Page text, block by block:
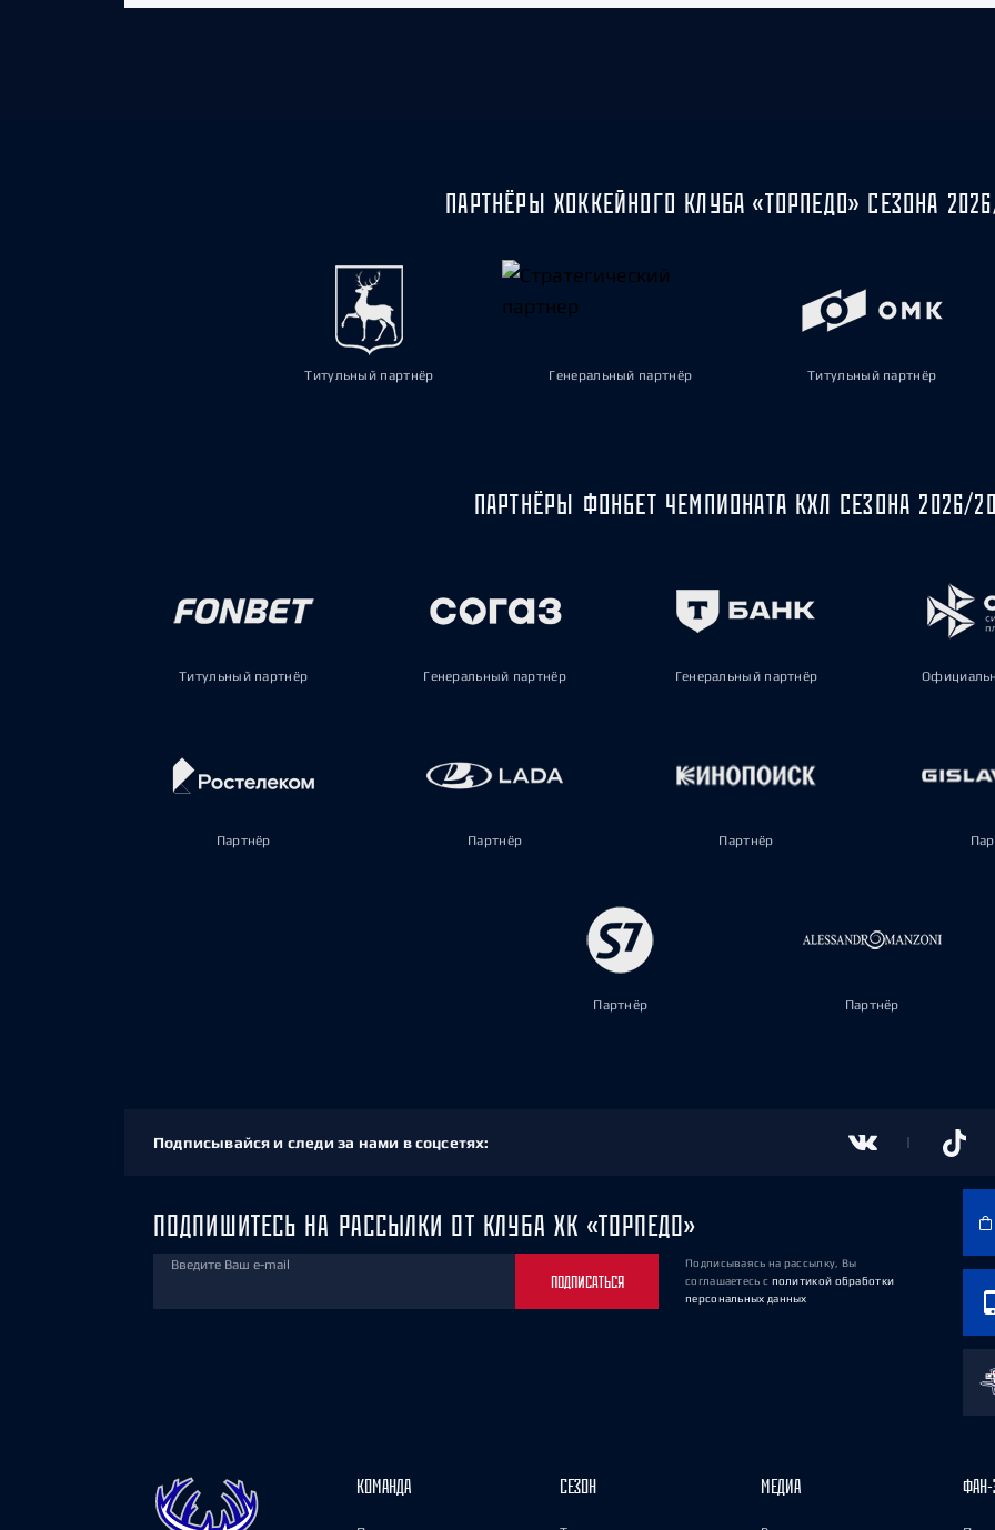
ПАРТНЁРЫ ХОККЕЙНОГО КЛУБА «ТОРПЕДО» СЕЗОНА
Титульный партнёр Генеральный партнёр Титульный партнёр
ПАРТНЁРЫ ФОНБЕТ ЧЕМПИОНАТА КХЛ СЕЗОНА 2026/
Титульный партнёр Генеральный партнёр Генеральный партнёр
Партнёр Партнёр Партнёр
Партнёр Партнёр
Подписывайся и следи за нами в соцсетях:
ПОДПИШИТЕСЬ НА РАССЫЛКИ ОТ КЛУБА ХК «ТОРПЕДО»
Введите Ваш e-mail
ПОДПИСАТЬСЯ
Подписываясь на рассылку, Вы
соглашаетесь с политикой обработки
персональных данных
КОМАНДА СЕЗОН МЕДИА ФАН-